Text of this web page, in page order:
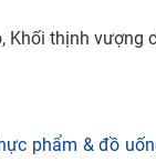
thịnh vượng
phẩm & đồ